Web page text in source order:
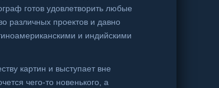
готов удовлетворить любые
различных проектов и давно
и индийскими
картин и выступает вне
чего-то новенького, а